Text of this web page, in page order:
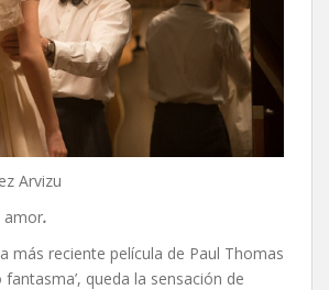
Arvizu
amor.
más reciente película de Paul Thomas
fantasma’, queda la sensación de